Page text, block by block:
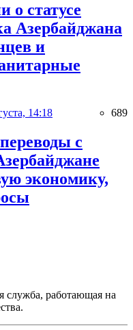
о статусе
Азербайджана
и
14:18 689
с
экономику,
служба, работающая на